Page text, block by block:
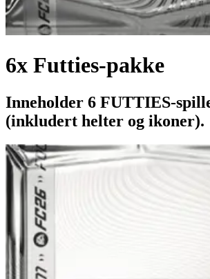
6x Futties-pakke
Inneholder 6 FUTTIES-
(inkludert helter og ikoner).